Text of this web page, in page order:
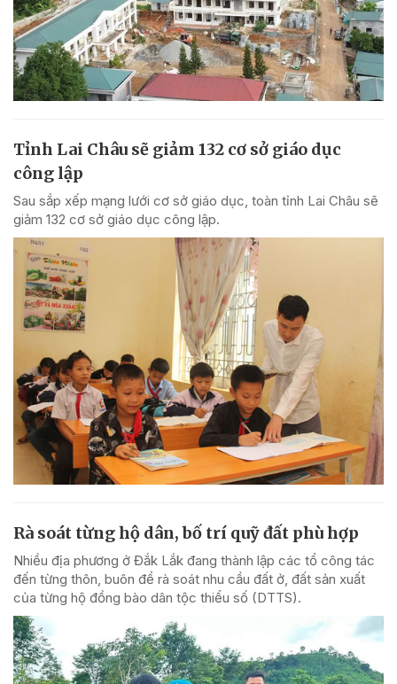
Tỉnh Lai Châu sẽ giảm 132 cơ sở giáo dục
công lập
Sau sắp xếp mạng lưới cơ sở giáo dục, toàn tỉnh Lai Châu sẽ
giảm 132 cơ sở giáo dục công lập.
Rà soát từng hộ dân, bố trí quỹ đất phù hợp
Nhiều địa phương ở Đắk Lắk đang thành lập các tổ công tác
đến từng thôn, buôn để rà soát nhu cầu đất ở, đất sản xuất
của từng hộ đồng bào dân tộc thiểu số (DTTS).